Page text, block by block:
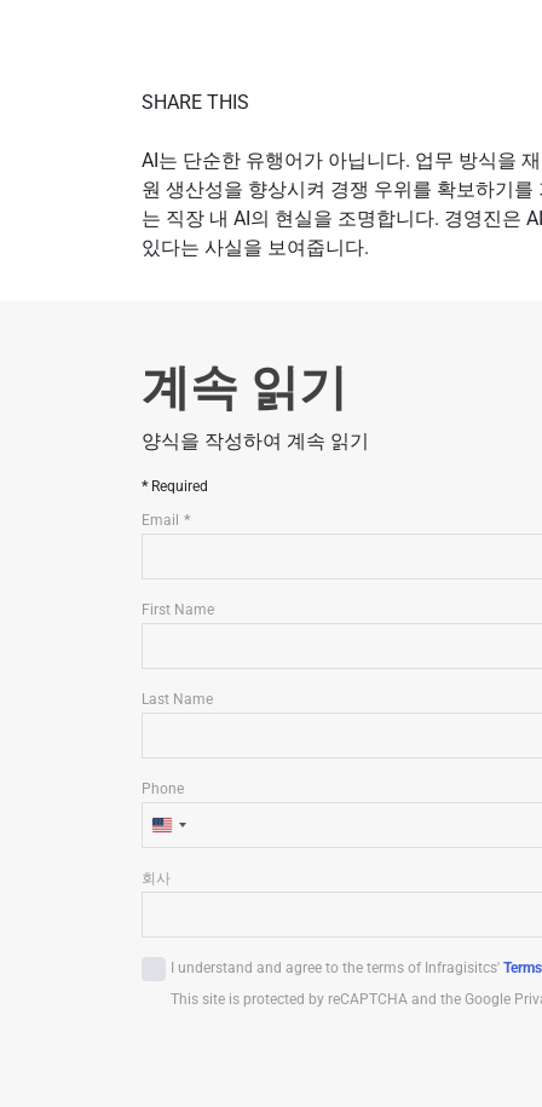
SHARE THIS
AI는 단순한 유행어가 아닙니다. 업무 방식을
원 생산성을 향상시켜 경쟁 우위를 확보하기
는 직장 내 AI의 현실을 조명합니다. 경영진은
있다는 사실을 보여줍니다.
계속 읽기
양식을 작성하여 계속 읽기
Required
Email
First Name
Last Name
U
i
d
Phone
회사
I understand and agree to the terms of Infragisitcs'
This site is protected by reCAPTCHA and the Google